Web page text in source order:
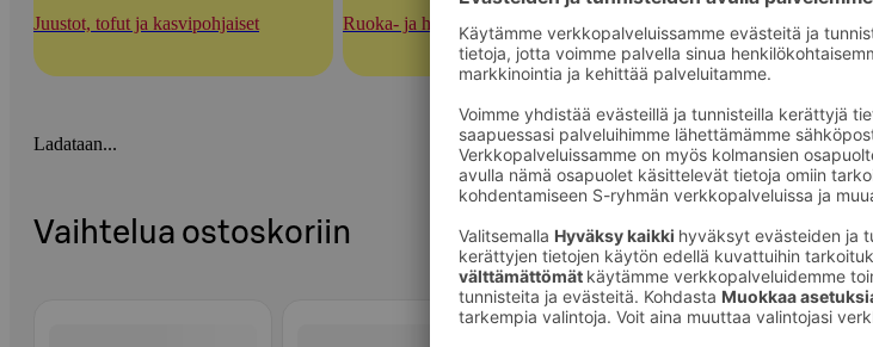
Juustot, tofut ja kasvipohjaiset Ruoka- ja herkuttelujuustot
Halloumit, grillijuustot ja muut
erikoisjuustot
Ladataan...
Vaihtelua ostoskoriin